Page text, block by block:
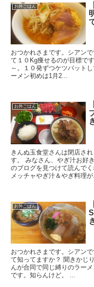
お外ごはん
おつかれさまです。シアン
て１０Kg痩せるのが目標で
～。１０発ずつケツバット
ーメン初めは1月2...
お外ごはん
きんぬ玉食堂さんは閉店さ
す。 みなさん、やぎ汁お好
のブログを見つけて読んで
メッチャやぎ汁＆やぎ料理が
お外ごはん
おつかれさまです。シアン
て知ってますか？ 聞きかじ
んが合同で同じ縛りのラー
です。知らんけど。 ...